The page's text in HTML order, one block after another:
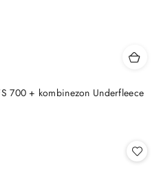
700 + kombinezon Underfleece